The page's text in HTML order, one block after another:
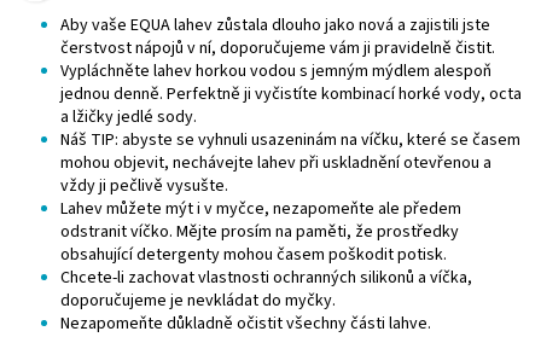
Aby vaše EQUA lahev zůstala dlouho jako nová a zajistili jste
čerstvost nápojů v ní, doporučujeme vám ji pravidelně čistit.
Vypláchněte lahev horkou vodou s jemným mýdlem alespoň
jednou denně. Perfektně ji vyčistíte kombinací horké vody, octa
a lžičky jedlé sody.
Náš TIP: abyste se vyhnuli usazeninám na víčku, které se časem
mohou objevit, nechávejte lahev při uskladnění otevřenou a
vždy ji pečlivě vysušte.
Lahev můžete mýt i v myčce, nezapomeňte ale předem
odstranit víčko. Mějte prosím na paměti, že prostředky
obsahující detergenty mohou časem poškodit potisk.
Chcete-li zachovat vlastnosti ochranných silikonů a víčka,
doporučujeme je nevkládat do myčky.
Nezapomeňte důkladně očistit všechny části lahve.